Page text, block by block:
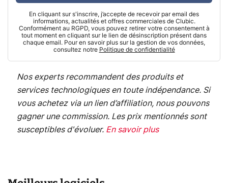
En cliquant sur s'inscrire, j’accepte de recevoir par email des
informations, actualités et offres commerciales de Clubic.
Conformément au RGPD, vous pouvez retirer votre consentement à
tout moment en cliquant sur le lien de désinscription présent dans
chaque email. Pour en savoir plus sur la gestion de vos données,
consultez notre Politique de confidentialité
Nos experts recommandent des produits et
services technologiques en toute indépendance. Si
vous achetez via un lien d’affiliation, nous pouvons
gagner une commission. Les prix mentionnés sont
susceptibles d'évoluer. En savoir plus